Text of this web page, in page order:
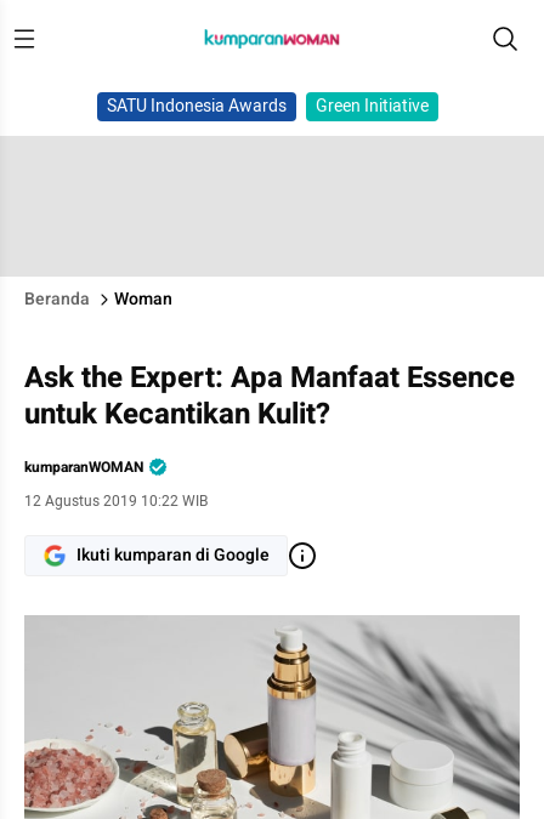
SATU Indonesia Awards Green Initiative
Beranda Woman
Ask the Expert: Apa Manfaat Essence
untuk Kecantikan Kulit?
kumparanWOMAN
12 Agustus 2019 10:22 WIB
Ikuti kumparan di Google